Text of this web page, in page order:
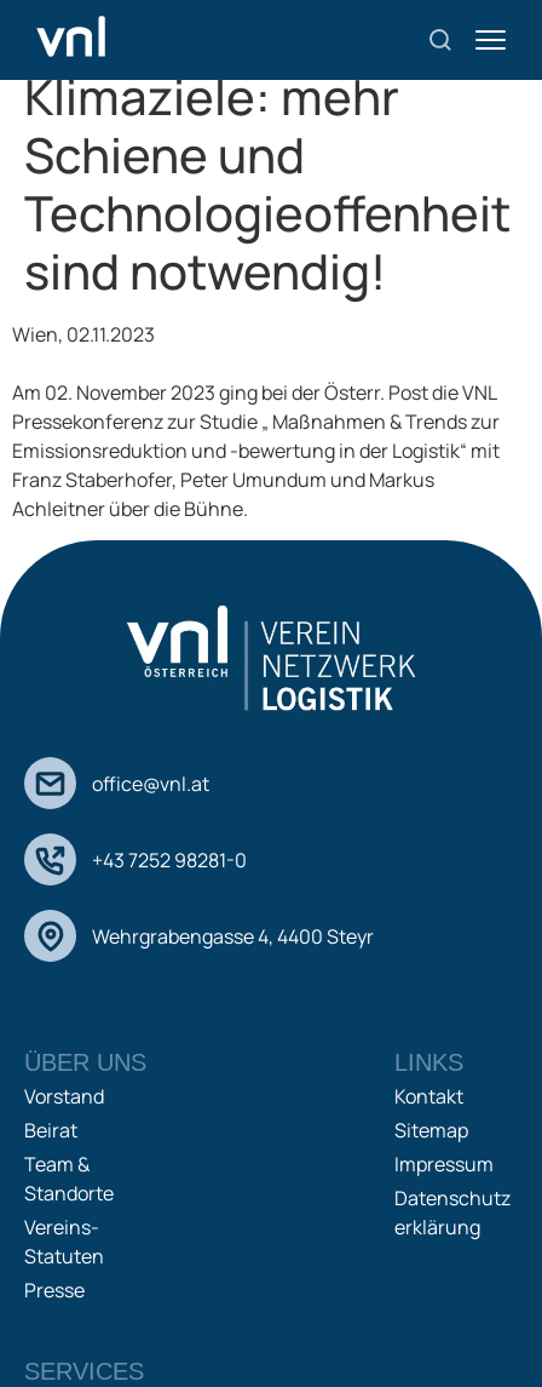
Güterverkehr und
Klimaziele: mehr
Schiene und
Technologieoffenheit
sind notwendig!
Wien, 02.11.2023
Am 02. November 2023 ging bei der Österr. Post die VNL
Pressekonferenz zur Studie „ Maßnahmen & Trends zur
Emissionsreduktion und -bewertung in der Logistik“ mit
Franz Staberhofer, Peter Umundum und Markus
Achleitner über die Bühne.
office@vnl.at
+43 7252 98281-0
Wehrgrabengasse 4, 4400 Steyr
ÜBER UNS
Vorstand
Beirat
Team &
Standorte
Vereins-
Statuten
Presse
LINKS
Kontakt
Sitemap
Impressum
Datenschutz
erklärung
SERVICES